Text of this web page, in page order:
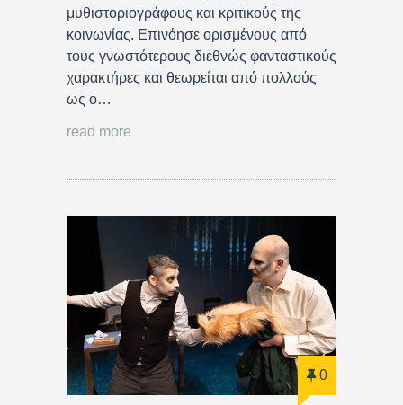
μυθιστοριογράφους και κριτικούς της
κοινωνίας. Επινόησε ορισμένους από
τους γνωστότερους διεθνώς φανταστικούς
χαρακτήρες και θεωρείται από πολλούς
ως ο…
read more
0